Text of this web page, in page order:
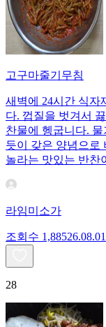
고구마줄기무침
새벽에 24시간 식자
다. 껍질을 벗겨서
찬물에 헹굽니다.
듯이 갖은 양념으로
놀라는 맛있는 반찬
라임미소가
조회수 1,88526.08.01
28